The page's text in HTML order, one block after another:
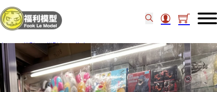
主頁 / 模型 / 模型車 / Tamiya 1/24 Mercedes-AMG GT3 24345